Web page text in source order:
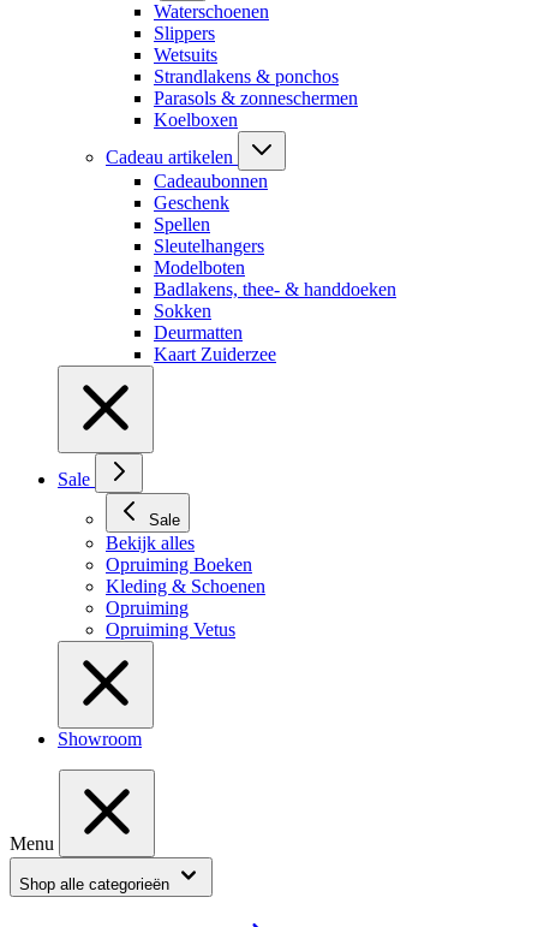
Waterschoenen
Slippers
Wetsuits
Strandlakens & ponchos
Parasols & zonneschermen
Koelboxen
Cadeau artikelen
Cadeaubonnen
Geschenk
Spellen
Sleutelhangers
Modelboten
Badlakens, thee- & handdoeken
Sokken
Deurmatten
Kaart Zuiderzee
Sale
Sale
Bekijk alles
Opruiming Boeken
Kleding & Schoenen
Opruiming
Opruiming Vetus
Showroom
Menu
Shop alle categorieën